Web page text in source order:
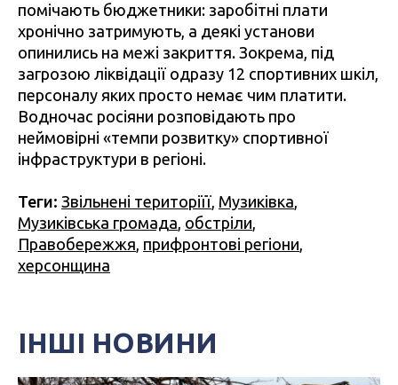
помічають бюджетники: заробітні плати
хронічно затримують, а деякі установи
опинились на межі закриття. Зокрема, під
загрозою ліквідації одразу 12 спортивних шкіл,
персоналу яких просто немає чим платити.
Водночас росіяни розповідають про
неймовірні «темпи розвитку» спортивної
інфраструктури в регіоні.
Теги: Звільнені територіїї, Музиківка,
Музиківська громада, обстріли,
Правобережжя, прифронтові регіони,
херсонщина
ІНШІ НОВИНИ